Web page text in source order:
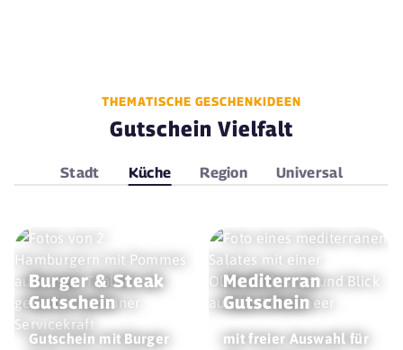
THEMATISCHE GESCHENKIDEEN
Gutschein Vielfalt
Stadt Küche Region Universal
Burger & Steak
Gutschein
Gutschein mit Burger
Mediterran
Gutschein
mit freier Auswahl für